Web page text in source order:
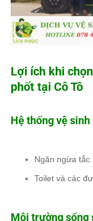
Lợi ích khi chọn
phốt tại Cô Tô
Hệ thống vệ
Ngăn ngừa
Toilet và các
Môi trường sống